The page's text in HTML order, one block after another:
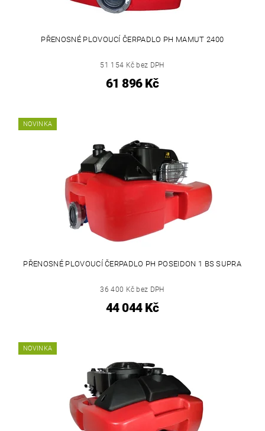
PŘENOSNÉ PLOVOUCÍ ČERPADLO PH MAMUT 2400
51 154 Kč bez DPH
61 896 Kč
NOVINKA
PŘENOSNÉ PLOVOUCÍ ČERPADLO PH POSEIDON 1 BS SUPRA
36 400 Kč bez DPH
44 044 Kč
NOVINKA